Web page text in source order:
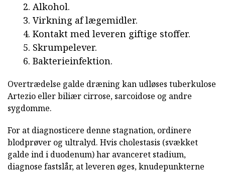
Alkohol.
Virkning af lægemidler.
Kontakt med leveren giftige stoffer.
Skrumpelever.
Bakterieinfektion.
Overtrædelse galde dræning kan udløses tuberkulose
Artezio eller biliær cirrose, sarcoidose og andre
sygdomme.
For at diagnosticere denne stagnation, ordinere
blodprøver og ultralyd. Hvis cholestasis (svækket
galde ind i duodenum) har avanceret stadium,
diagnose fastslår, at leveren øges, knudepunkterne